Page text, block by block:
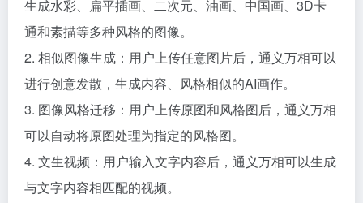
生成水彩、扁平插画、二次元、油画、中国画、3D卡
通和素描等多种风格的图像。
2. 相似图像生成：用户上传任意图片后，通义万相可以
进行创意发散，生成内容、风格相似的AI画作。
3. 图像风格迁移：用户上传原图和风格图后，通义万相
可以自动将原图处理为指定的风格图。
4. 文生视频：用户输入文字内容后，通义万相可以生成
与文字内容相匹配的视频。